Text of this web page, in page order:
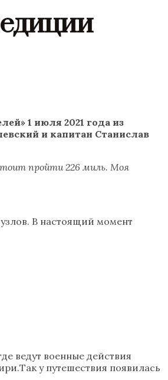
1 июля 2021 года из
и капитан Станислав
пройти 226 миль. Моя
В настоящий момент
ведут военные действия
у путешествия появилась